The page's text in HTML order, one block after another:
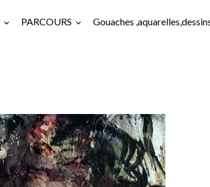
PARCOURS Gouaches